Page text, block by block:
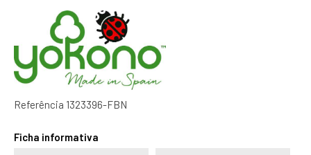
Referência 1323396-FBN
Ficha informativa